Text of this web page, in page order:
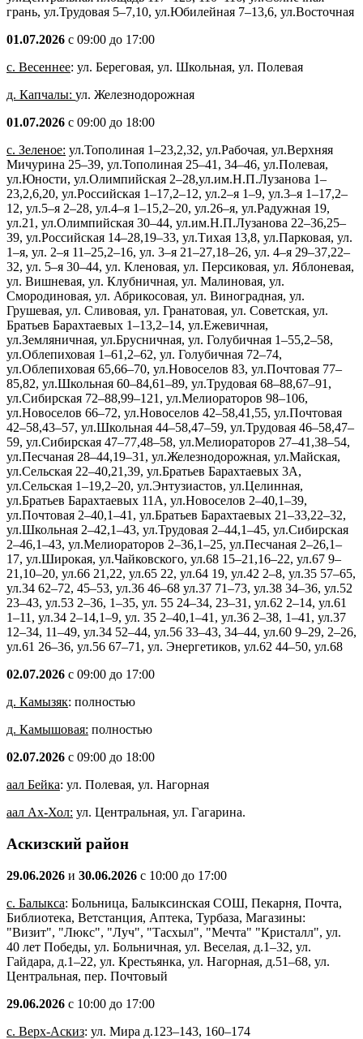
грань, ул.Трудовая 5–7,10, ул.Юбилейная 7–13,6, ул.Восточная
01.07.2026 с 09:00 до 17:00
с. Весеннее: ул. Береговая, ул. Школьная, ул. Полевая
д. Капчалы: ул. Железнодорожная
01.07.2026 с 09:00 до 18:00
с. Зеленое: ул.Тополиная 1–23,2,32, ул.Рабочая, ул.Верхняя
Мичурина 25–39, ул.Тополиная 25–41, 34–46, ул.Полевая,
ул.Юности, ул.Олимпийская 2–28,ул.им.Н.П.Лузанова 1–
23,2,6,20, ул.Российская 1–17,2–12, ул.2–я 1–9, ул.3–я 1–17,2–
12, ул.5–я 2–28, ул.4–я 1–15,2–20, ул.26–я, ул.Радужная 19,
ул.21, ул.Олимпийская 30–44, ул.им.Н.П.Лузанова 22–36,25–
39, ул.Российская 14–28,19–33, ул.Тихая 13,8, ул.Парковая, ул.
1–я, ул. 2–я 11–25,2–16, ул. 3–я 21–27,18–26, ул. 4–я 29–37,22–
32, ул. 5–я 30–44, ул. Кленовая, ул. Персиковая, ул. Яблоневая,
ул. Вишневая, ул. Клубничная, ул. Малиновая, ул.
Смородиновая, ул. Абрикосовая, ул. Виноградная, ул.
Грушевая, ул. Сливовая, ул. Гранатовая, ул. Советская, ул.
Братьев Барахтаевых 1–13,2–14, ул.Ежевичная,
ул.Земляничная, ул.Брусничная, ул. Голубичная 1–55,2–58,
ул.Облепиховая 1–61,2–62, ул. Голубичная 72–74,
ул.Облепиховая 65,66–70, ул.Новоселов 83, ул.Почтовая 77–
85,82, ул.Школьная 60–84,61–89, ул.Трудовая 68–88,67–91,
ул.Сибирская 72–88,99–121, ул.Мелиораторов 98–106,
ул.Новоселов 66–72, ул.Новоселов 42–58,41,55, ул.Почтовая
42–58,43–57, ул.Школьная 44–58,47–59, ул.Трудовая 46–58,47–
59, ул.Сибирская 47–77,48–58, ул.Мелиораторов 27–41,38–54,
ул.Песчаная 28–44,19–31, ул.Железнодорожная, ул.Майская,
ул.Сельская 22–40,21,39, ул.Братьев Барахтаевых 3А,
ул.Сельская 1–19,2–20, ул.Энтузиастов, ул.Целинная,
ул.Братьев Барахтаевых 11А, ул.Новоселов 2–40,1–39,
ул.Почтовая 2–40,1–41, ул.Братьев Барахтаевых 21–33,22–32,
ул.Школьная 2–42,1–43, ул.Трудовая 2–44,1–45, ул.Сибирская
2–46,1–43, ул.Мелиораторов 2–36,1–25, ул.Песчаная 2–26,1–
17, ул.Широкая, ул.Чайковского, ул.68 15–21,16–22, ул.67 9–
21,10–20, ул.66 21,22, ул.65 22, ул.64 19, ул.42 2–8, ул.35 57–65,
ул.34 62–72, 45–53, ул.36 46–68 ул.37 71–73, ул.38 34–36, ул.52
23–43, ул.53 2–36, 1–35, ул. 55 24–34, 23–31, ул.62 2–14, ул.61
1–11, ул.34 2–14,1–9, ул. 35 2–40,1–41, ул.36 2–38, 1–41, ул.37
12–34, 11–49, ул.34 52–44, ул.56 33–43, 34–44, ул.60 9–29, 2–26,
ул.61 26–36, ул.56 67–71, ул. Энергетиков, ул.62 44–50, ул.68
02.07.2026 с 09:00 до 17:00
д. Камызяк: полностью
д. Камышовая: полностью
02.07.2026 с 09:00 до 18:00
аал Бейка: ул. Полевая, ул. Нагорная
аал Ах-Хол: ул. Центральная, ул. Гагарина.
Аскизский район
29.06.2026 и 30.06.2026 с 10:00 до 17:00
с. Балыкса: Больница, Балыксинская СОШ, Пекарня, Почта,
Библиотека, Ветстанция, Аптека, Турбаза, Магазины:
"Визит", "Люкс", "Луч", "Тасхыл", "Мечта" "Кристалл", ул.
40 лет Победы, ул. Больничная, ул. Веселая, д.1–32, ул.
Гайдара, д.1–22, ул. Крестьянка, ул. Нагорная, д.51–68, ул.
Центральная, пер. Почтовый
29.06.2026 с 10:00 до 17:00
с. Верх-Аскиз: ул. Мира д.123–143, 160–174